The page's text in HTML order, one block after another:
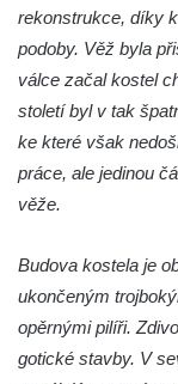
Křížová cesta
brána
Křížová cesta
večeře Páně
Křížová cesta
Ježíše s
Kaple v
Kaple Panny
Kaple mezi
Třebonínem
rekonstrukce, díky
podoby. Věž byla
válce začal kostel
století byl v tak
ke které však
práce, ale jedinou
věže.
Budova kostela je
ukončeným
opěrnými pilíři.
gotické stavby. V